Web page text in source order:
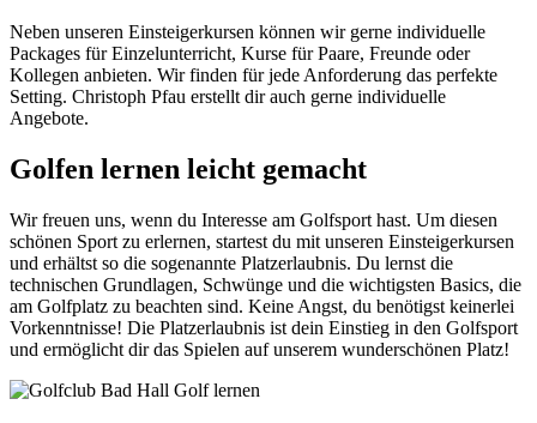
Neben unseren Einsteigerkursen können wir gerne individuelle
Packages für Einzelunterricht, Kurse für Paare, Freunde oder
Kollegen anbieten. Wir finden für jede Anforderung das perfekte
Setting. Christoph Pfau erstellt dir auch gerne individuelle
Angebote.
Golfen lernen leicht gemacht
Wir freuen uns, wenn du Interesse am Golfsport hast. Um diesen
schönen Sport zu erlernen, startest du mit unseren Einsteigerkursen
und erhältst so die sogenannte Platzerlaubnis. Du lernst die
technischen Grundlagen, Schwünge und die wichtigsten Basics, die
am Golfplatz zu beachten sind. Keine Angst, du benötigst keinerlei
Vorkenntnisse! Die Platzerlaubnis ist dein Einstieg in den Golfsport
und ermöglicht dir das Spielen auf unserem wunderschönen Platz!